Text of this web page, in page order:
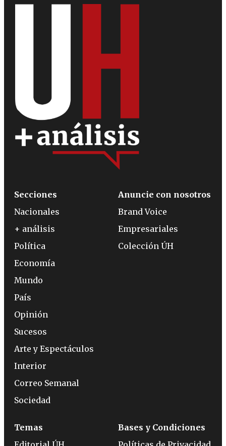
Secciones
Nacionales
+ análisis
Política
Economía
Mundo
País
Opinión
Sucesos
Arte y Espectáculos
Interior
Correo Semanal
Sociedad
Anuncie con nosotros
Brand Voice
Empresariales
Colección ÚH
Temas
Bases y Condiciones